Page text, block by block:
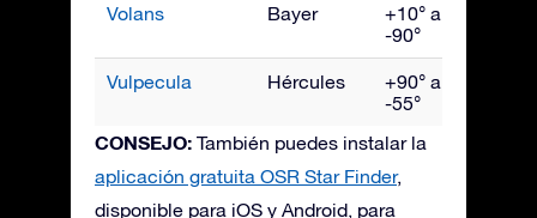
Volans Bayer
+10° a
-90°
Vulpecula Hércules
+90° a
-55°
CONSEJO: También puedes instalar la
aplicación gratuita OSR Star Finder,
disponible para iOS y Android, para